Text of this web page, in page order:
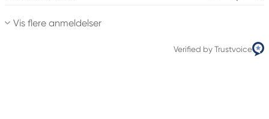
Vis flere anmeldelser
Verified by Trustvoice